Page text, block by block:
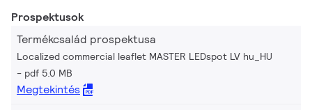
Prospektusok
Termékcsalád prospektusa
Localized commercial leaflet MASTER LEDspot LV hu_HU
pdf 5.0 MB
Megtekintés